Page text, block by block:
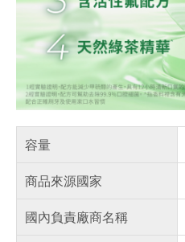
容量
商品來源國家
國內負責廠商名稱